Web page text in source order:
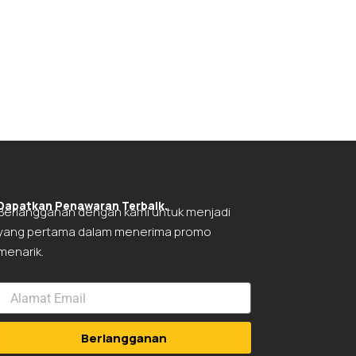
Penawaran Terbaik.
dengan kami untuk menjadi
pertama dalam menerima promo
Berlangganan